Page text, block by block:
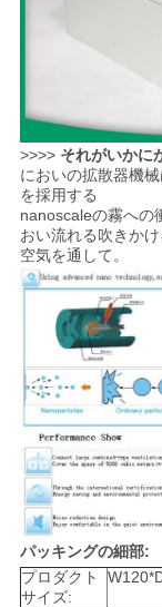
>>>> それがいかに
においの拡散器機
を採用する
nanoscaleの霧への
おい流れる吹きかけ
空気を通して。
パッキングの細部:
プロダクト
サイズ: